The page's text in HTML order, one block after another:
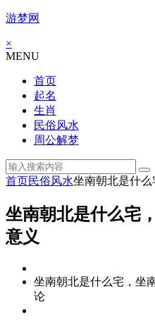
游梦网
×
MENU
首页
起名
生肖
民俗风水
周公解梦
首页民俗风水坐南朝北是什
坐南朝北是什么宅
意义
坐南朝北是什么宅，坐
论